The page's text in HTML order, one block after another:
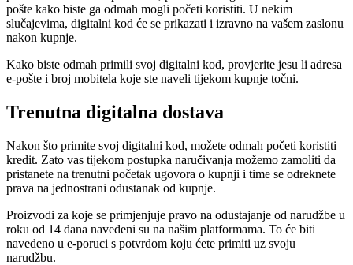
pošte kako biste ga odmah mogli početi koristiti. U nekim
slučajevima, digitalni kod će se prikazati i izravno na vašem zaslonu
nakon kupnje.
Kako biste odmah primili svoj digitalni kod, provjerite jesu li adresa
e-pošte i broj mobitela koje ste naveli tijekom kupnje točni.
Trenutna digitalna dostava
Nakon što primite svoj digitalni kod, možete odmah početi koristiti
kredit. Zato vas tijekom postupka naručivanja možemo zamoliti da
pristanete na trenutni početak ugovora o kupnji i time se odreknete
prava na jednostrani odustanak od kupnje.
Proizvodi za koje se primjenjuje pravo na odustajanje od narudžbe u
roku od 14 dana navedeni su na našim platformama. To će biti
navedeno u e-poruci s potvrdom koju ćete primiti uz svoju
narudžbu.